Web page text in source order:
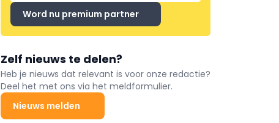
Word nu premium partner
Zelf nieuws te delen?
Heb je nieuws dat relevant is voor onze redactie?
Deel het met ons via het meldformulier.
Nieuws melden